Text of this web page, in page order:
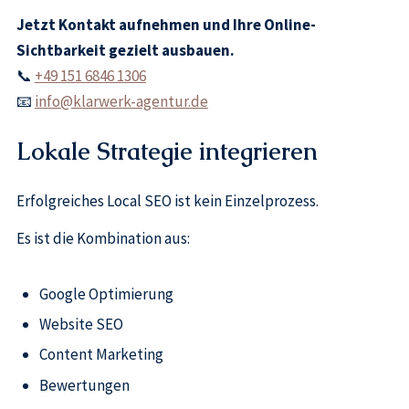
Jetzt Kontakt aufnehmen und Ihre Online-
Sichtbarkeit gezielt ausbauen.
📞 +49 151 6846 1306
📧 info@klarwerk-agentur.de
Lokale Strategie integrieren
Erfolgreiches Local SEO ist kein Einzelprozess.
Es ist die Kombination aus:
Google Optimierung
Website SEO
Content Marketing
Bewertungen